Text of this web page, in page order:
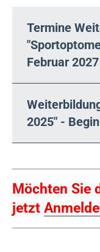
Termine
Februar
2025" -
Möchten Sie
jetzt